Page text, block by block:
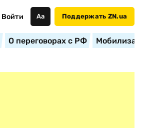
Войти Аа Поддержать ZN.ua
О переговорах с РФ